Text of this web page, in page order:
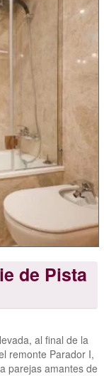
de Pista
al final de la
remonte Parador I,
parejas amantes de